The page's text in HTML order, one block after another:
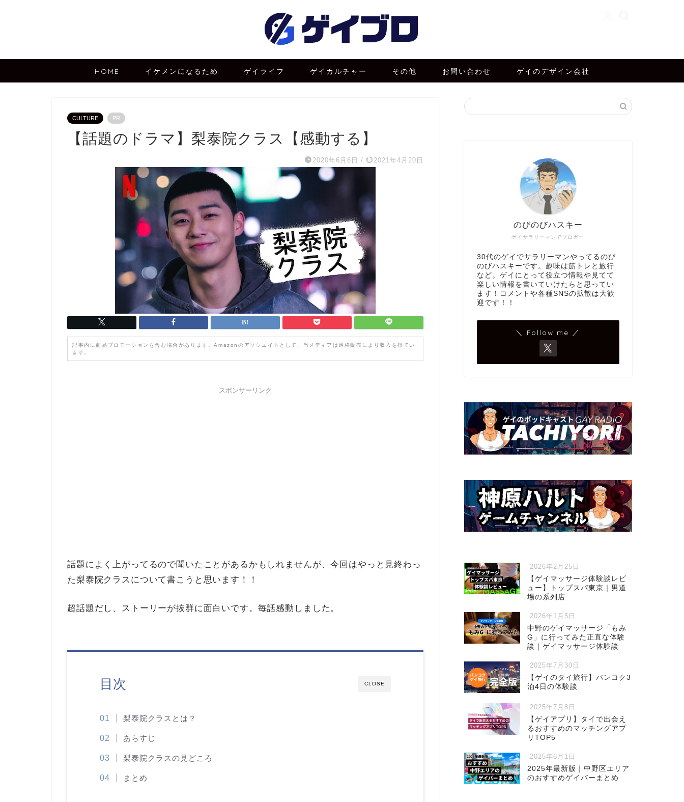
HOME イケメンになるため ゲイライフ ゲイカルチャー その他 お問い合わせ ゲイのデザイン会社
CULTURE PR
【話題のドラマ】梨泰院クラス【感動する】
2020年6月6日 / 2021年4月20日
記事内に商品プロモーションを含む場合があります。Amazonのアソシエイトとして、当メディアは適格販売により収入を得てい
ます。
スポンサーリンク
話題によく上がってるので聞いたことがあるかもしれませんが、今回はやっと見終わっ
た梨泰院クラスについて書こうと思います！！
超話題だし、ストーリーが抜群に面白いです。毎話感動しました。
CLOSE
目次
梨泰院クラスとは？
あらすじ
梨泰院クラスの見どころ
まとめ
ゲイサラリーマンでブロガー
のびのびハスキー
30代のゲイでサラリーマンやってるのび
のびハスキーです。趣味は筋トレと旅行
など。ゲイにとって役立つ情報や見てて
楽しい情報を書いていけたらと思ってい
ます！コメントや各種SNSの拡散は大歓
迎です！！
＼ Follow me ／
2026年2月25日
【ゲイマッサージ体験談レビ
ュー】トップスパ東京｜男道
場の系列店
2026年1月5日
中野のゲイマッサージ「もみ
G」に行ってみた正直な体験
談｜ゲイマッサージ体験談
2025年7月30日
【ゲイのタイ旅行】バンコク3
泊4日の体験談
2025年7月8日
【ゲイアプリ】タイで出会え
るおすすめのマッチングアプ
リTOP5
2025年6月1日
2025年最新版｜中野区エリア
のおすすめゲイバーまとめ